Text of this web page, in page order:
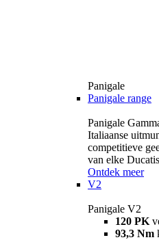
Panigale
Panigale range
Panigale
Italiaanse
competitieve
van elke
Ontdek meer
V2
Panigale V2
120 PK
93,3 Nm